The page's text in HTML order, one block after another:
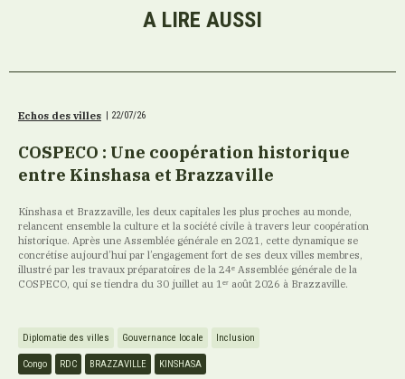
A LIRE AUSSI
Echos des villes | 22/07/26
COSPECO : Une coopération historique
entre Kinshasa et Brazzaville
Kinshasa et Brazzaville, les deux capitales les plus proches au monde,
relancent ensemble la culture et la société civile à travers leur coopération
historique. Après une Assemblée générale en 2021, cette dynamique se
concrétise aujourd’hui par l’engagement fort de ses deux villes membres,
illustré par les travaux préparatoires de la 24ᵉ Assemblée générale de la
COSPECO, qui se tiendra du 30 juillet au 1ᵉʳ août 2026 à Brazzaville.
Diplomatie des villes Gouvernance locale Inclusion
Congo RDC BRAZZAVILLE KINSHASA